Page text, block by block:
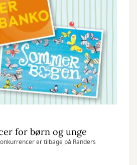
for børn og unge
er tilbage på Randers